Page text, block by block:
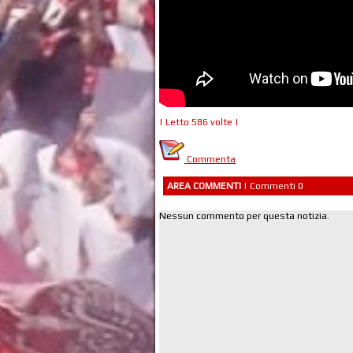
| Letto 586 volte |
Commenta
AREA COMMENTI | Commenti 0